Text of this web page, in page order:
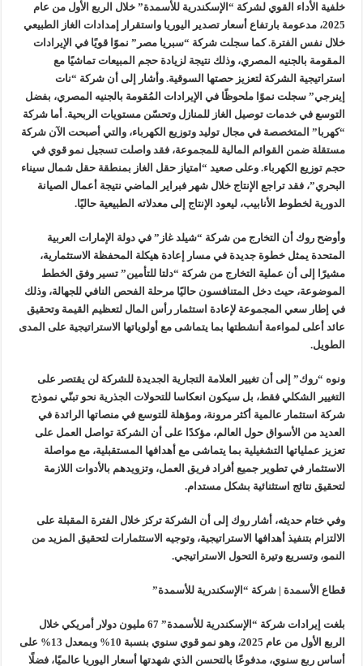
خلفية الأداء القوي لشركة “الإسكندرية للأسمدة” خلال الربع الأول من عام
2025، مدعومة بارتفاع أسعار تصدير اليوريا واستقرار إمدادات الغاز الطبيعي
خلال نفس الفترة. كما سجلت شركة “سبريا مصر” نموًا قويًا في الإيرادات
المقومة بالجنيه المصري، وذلك نتيجة لزيادة حجم المبيعات تماشيًا مع
استراتيجية الشركة لتعزيز حصتها السوقية. وأشار إلى أن شركة “نات
إينرجي” سجلت نموًا ملحوظًا في الإيرادات المُقومة بالجنيه المصري، بفضل
التوسع في خدمات توصيل الغاز للمنازل وتحسّن مستويات الربحية. أما شركة
“كهربا” المتخصصة في مجال توليد وتوزيع الكهرباء، والتي أصبحت الآن شركة
مستقلة ضمن القوائم المالية للمجموعة، فقد واصلت تسجيل نمو قوي في
حجم توزيع الكهرباء. وعلى صعيد “امتياز حقل الغاز بمنطقة حقل شمال سيناء
البحري”، فقد تراجع الإنتاج خلال شهر فبراير الماضي نتيجة أعمال الصيانة
الدورية لخطوط الأنابيب، ليعود الإنتاج إلى معدلاته الطبيعية حاليًا.
وأوضح روك أن التخارج من شركة “شيلد غاز” في دولة الإمارات العربية
المتحدة يمثل خطوة جديدة في مسار إعادة هيكلة المحفظة الاستثمارية،
مشيرًا إلى أن عملية التخارج من شركة “دلتا للتأمين” تسير وفق الخطط
الموضوعة، حيث دخل المتنافسون حاليًا مرحلة الفحص النافي للجهالة، وذلك
في إطار سعي المجموعة لإعادة استثمار رأس المال لتعظيم القيمة وتحقيق
عائد أعلى لمواءمة أنشطتها بما يتماشى مع أولوياتها الاستراتيجية على المدى
الطويل.
ونوه “روك” إلى أن تغيير العلامة التجارية الجديدة للشركة لن يقتصر على
التغيير الشكلي فقط، بل سيكون انعكاسا للتحولات الجذرية نحو تبنّي نموذج
شركة استثمار عالمية أكثر مرونة، ومؤهلة للتوسع في منصاتها الرائدة في
العديد من الأسواق حول العالم، مؤكدًا على أن الشركة تواصل العمل على
تعزيز عملياتها التشغيلية بما يتماشى مع أهدافها المستقبلية، مع مواصلة
الاستثمار في تطوير جميع أفراد فريق العمل، وتزويدهم بالأدوات اللازمة
لتحقيق نتائج استثنائية بشكل مستدام.
وفي ختام حديثه، أشار روك إلى أن الشركة تركز خلال الفترة المقبلة على
الالتزام بتنفيذ أهدافها الاستراتيجية، وتوجيه الاستثمارات لتحقيق المزيد من
النمو، وتسريع وتيرة التحول الاستراتيجي.
قطاع الأسمدة | شركة “الإسكندرية للأسمدة”
بلغت إيرادات شركة “الإسكندرية للأسمدة” 67 مليون دولار أمريكي خلال
الربع الأول من عام 2025، وهو نمو قوي سنوي بنسبة 10% وبمعدل 13% على
أساس ربع سنوي، مدفوعًا بالتحسن الذي شهدتها أسعار اليوريا عالميًا، فضلًا